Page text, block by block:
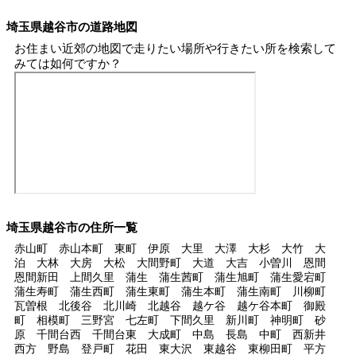
埼玉県越谷市の道路地図
お住まい近郊の地図で走りたい場所や行きたい所を検索して
みては如何ですか？
埼玉県越谷市の住所一覧
赤山町 赤山本町 東町 伊原 大里 大澤 大杉 大竹 大
泊 大林 大房 大松 大間野町 大道 大吉 小曽川 恩間
恩間新田 上間久里 蒲生 蒲生茜町 蒲生旭町 蒲生愛宕町
蒲生寿町 蒲生西町 蒲生東町 蒲生本町 蒲生南町 川柳町
瓦曽根 北後谷 北川崎 北越谷 越ケ谷 越ケ谷本町 御殿
町 相模町 三野宮 七左町 下間久里 新川町 神明町 砂
原 千間台西 千間台東 大成町 中島 長島 中町 西新井
西方 野島 登戸町 花田 東大沢 東越谷 東柳田町 平方